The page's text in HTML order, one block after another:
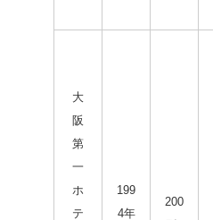
大
阪
第
一
ホ
テ
199
4年
200